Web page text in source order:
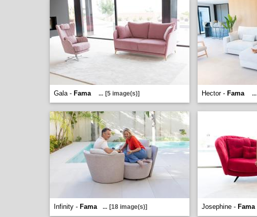
Gala - Fama ... [5 image(s)] Hector - Fama ...
Infinity - Fama ... [18 image(s)] Josephine - Fama